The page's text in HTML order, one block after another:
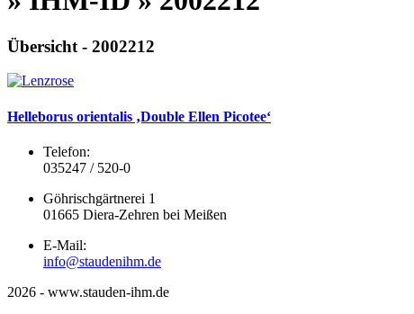
Übersicht - 2002212
Helleborus orientalis ‚Double Ellen Picotee‘
Telefon:
035247 / 520-0
Göhrischgärtnerei 1
01665 Diera-Zehren bei Meißen
E-Mail:
info@staudenihm.de
2026 - www.stauden-ihm.de